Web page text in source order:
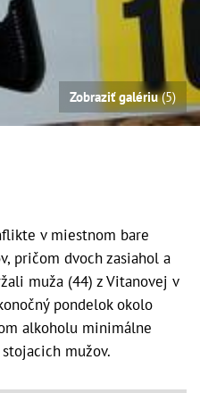
Zobraziť galériu(5)
v miestnom bare
pričom dvoch zasiahol a
muža (44) z Vitanovej v
pondelok okolo
alkoholu minimálne
mužov.